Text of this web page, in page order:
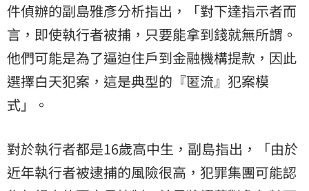
件偵辦的副島雅彥分析指出，「對下達指示者而
言，即使執行者被捕，只要能拿到錢就無所謂。
他們可能是為了逼迫住戶到金融機構提款，因此
選擇白天犯案，這是典型的『匿流』犯案模
式」。
對於執行者都是16歲高中生，副島指出，「由於
近年執行者被逮捕的風險很高，犯罪集團可能認